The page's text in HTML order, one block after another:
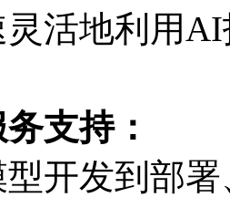
活地利用AI
持：
开发到部署